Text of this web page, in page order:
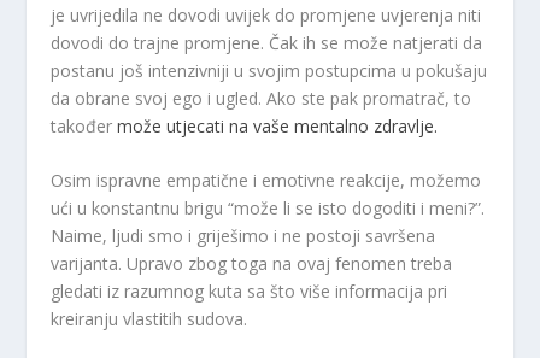
je uvrijedila ne dovodi uvijek do promjene uvjerenja niti
dovodi do trajne promjene. Čak ih se može natjerati da
postanu još intenzivniji u svojim postupcima u pokušaju
da obrane svoj ego i ugled. Ako ste pak promatrač, to
također može utjecati na vaše mentalno zdravlje.
Osim ispravne empatične i emotivne reakcije, možemo
ući u konstantnu brigu “može li se isto dogoditi i meni?”.
Naime, ljudi smo i griješimo i ne postoji savršena
varijanta. Upravo zbog toga na ovaj fenomen treba
gledati iz razumnog kuta sa što više informacija pri
kreiranju vlastitih sudova.